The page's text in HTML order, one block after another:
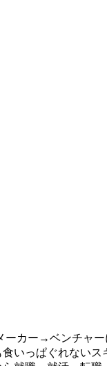
カー→ベンチャー
いっぱぐれない